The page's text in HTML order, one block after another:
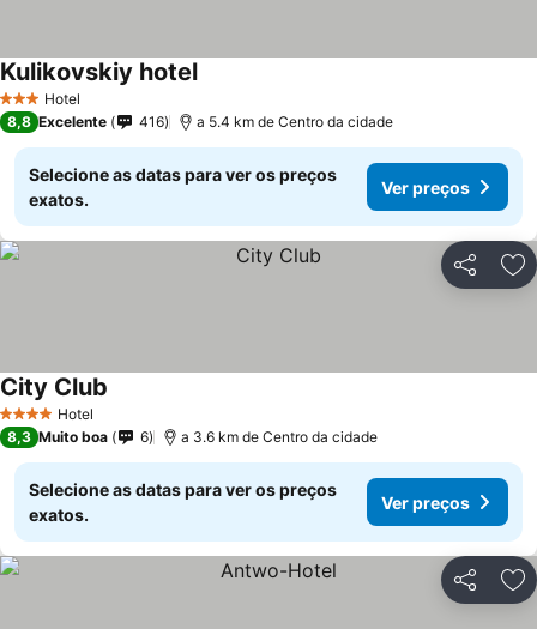
3 EstrelasHotel
Kulikovskiy hotel
8,8 Excelente 416 a 5.4 km de Centro da cidade
Selecione as datas para ver os preços
exatos.
Ver preços
Partilhar
4 EstrelasHotel
City Club
8,3 Muito boa 6 a 3.6 km de Centro da cidade
Selecione as datas para ver os preços
exatos.
Ver preços
Partilhar